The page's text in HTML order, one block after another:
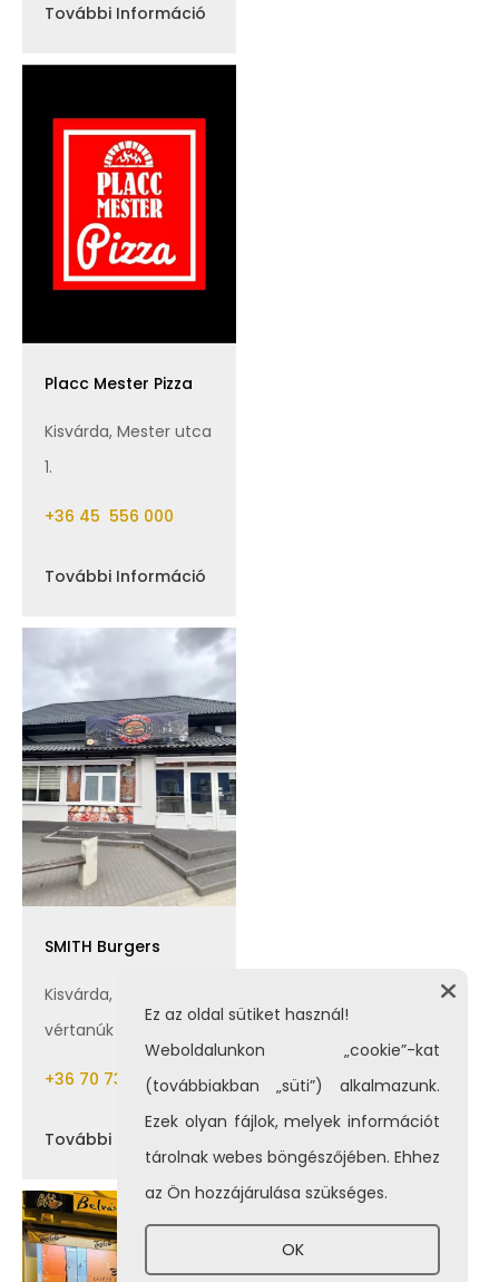
További Információ
Placc Mester Pizza
Kisvárda, Mester utca
1.
+36 45 556 000
További Információ
SMITH Burgers
Kisvárda, Aradi
vértanúk tere 4.
+36 70 737 2432
További Információ
Ez az oldal sütiket használ!
Weboldalunkon „cookie”-kat
(továbbiakban „süti”) alkalmazunk.
Ezek olyan fájlok, melyek információt
tárolnak webes böngészőjében. Ehhez
az Ön hozzájárulása szükséges.
OK